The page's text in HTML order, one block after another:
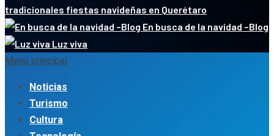
tradicionales fiestas navideñas en Querétaro
En busca de la navidad –Blog
Luz viva
Menú principal
Noticias
Turismo
Cultura